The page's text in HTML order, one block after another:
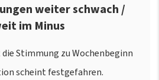
weiter schwach /
im Minus
Stimmung zu Wochenbeginn
scheint festgefahren.